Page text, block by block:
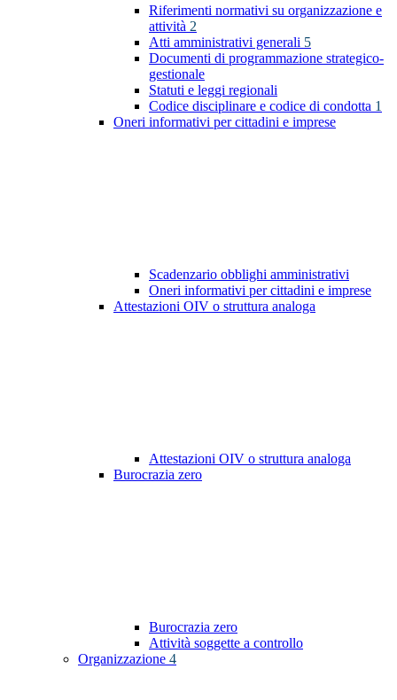
Riferimenti normativi su organizzazione e
attività 2
Atti amministrativi generali 5
Documenti di programmazione strategico-
gestionale
Statuti e leggi regionali
Codice disciplinare e codice di condotta 1
Oneri informativi per cittadini e imprese
Scadenzario obblighi amministrativi
Oneri informativi per cittadini e imprese
Attestazioni OIV o struttura analoga
Attestazioni OIV o struttura analoga
Burocrazia zero
Burocrazia zero
Attività soggette a controllo
Organizzazione 4